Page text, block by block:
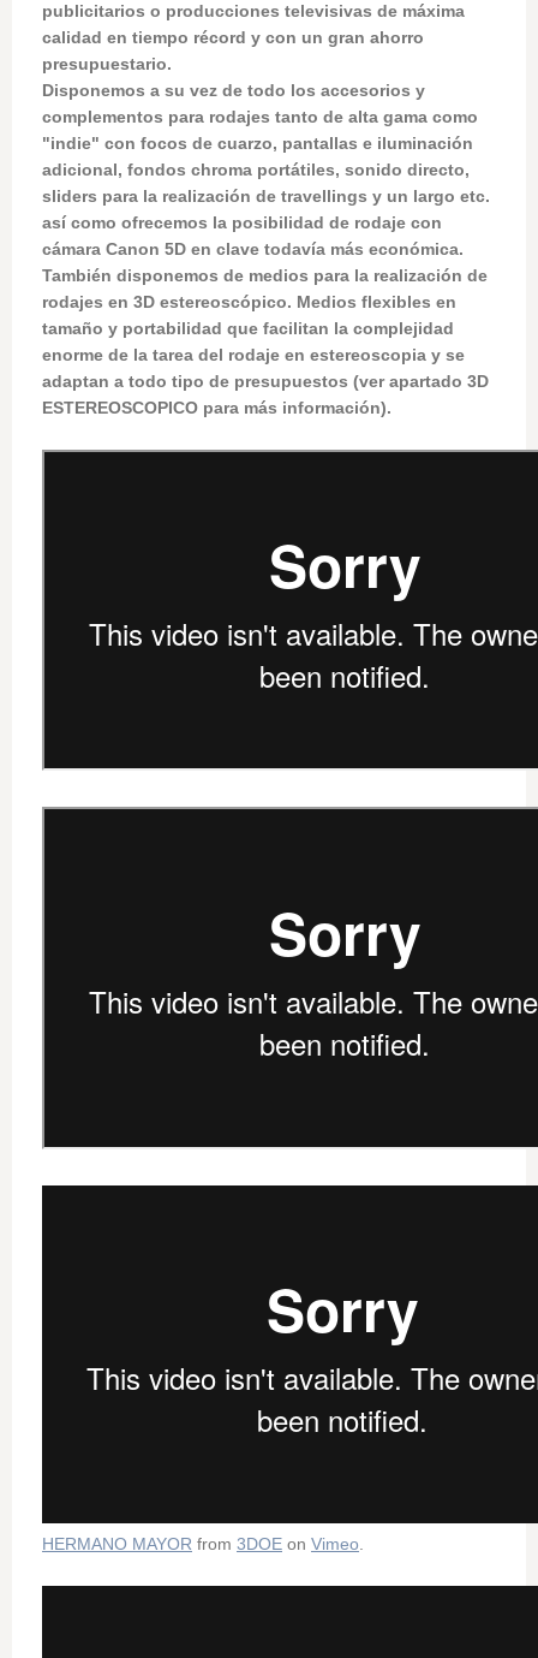
publicitarios o producciones televisivas de máxima
calidad en tiempo récord y con un gran ahorro
presupuestario.
Disponemos a su vez de todo los accesorios y
complementos para rodajes tanto de alta gama como
"indie" con focos de cuarzo, pantallas e iluminación
adicional, fondos chroma portátiles, sonido directo,
sliders para la realización de travellings y un largo etc.
así como ofrecemos la posibilidad de rodaje con
cámara Canon 5D en clave todavía más económica.
También disponemos de medios para la realización de
rodajes en 3D estereoscópico. Medios flexibles en
tamaño y portabilidad que facilitan la complejidad
enorme de la tarea del rodaje en estereoscopia y se
adaptan a todo tipo de presupuestos (ver apartado 3D
ESTEREOSCOPICO para más información).
HERMANO MAYOR from 3DOE on Vimeo.